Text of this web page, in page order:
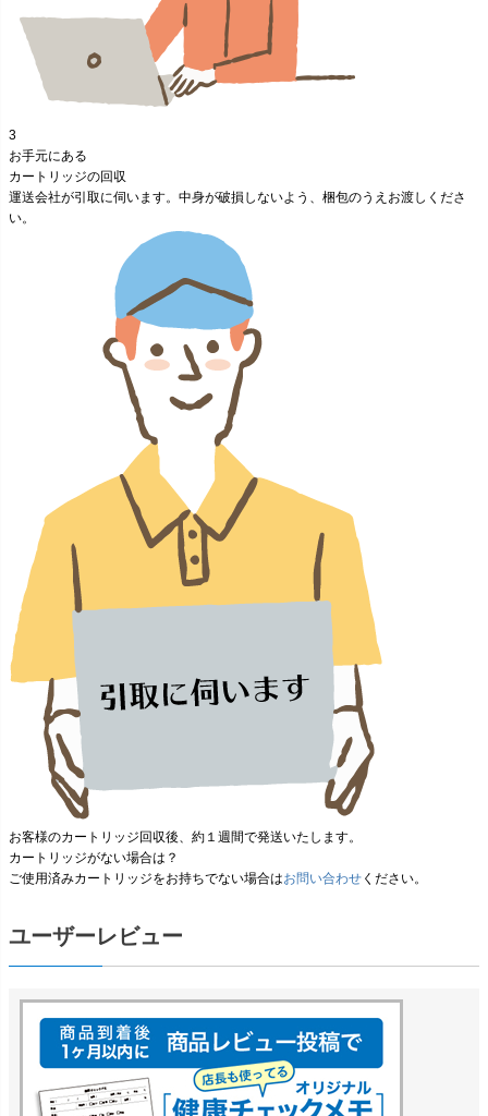
3
お手元にある
カートリッジの回収
運送会社が引取に伺います。 中身が破損しないよう、梱包のうえ お渡しくださ
い。
お客様のカートリッジ回収後、 約１週間で発送いたします。
カートリッジがない場合は？
ご使用済みカートリッジをお持ちでない場合はお問い合わせ ください。
ユーザーレビュー